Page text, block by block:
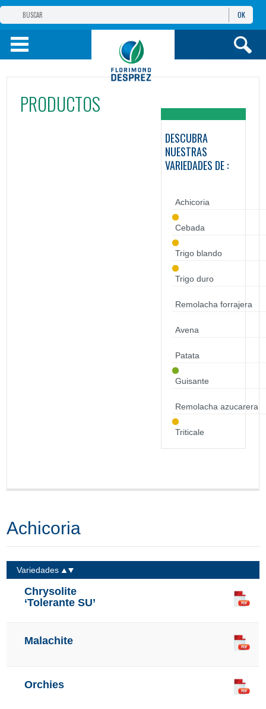
GRUPO FD
FD IBÉRICA
CEREALES Y PROT.
OK
PRODUCTOS
DESCUBRA
NUESTRAS
VARIEDADES DE :
Achicoria
Cebada
Trigo blando
Trigo duro
Remolacha forrajera
Avena
Patata
Guisante
Remolacha azucarera
Triticale
Achicoria
Variedades
Chrysolite
‘Tolerante SU’
Malachite
Orchies